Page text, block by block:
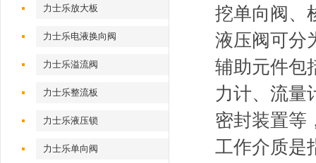
力士乐放大板
力士乐电液换向阀
力士乐溢流阀
力士乐整流板
力士乐液压锁
力士乐单向阀
挖单向阀、
液压阀可分
辅助元件包
力计、流量
密封装置等
工作介质是